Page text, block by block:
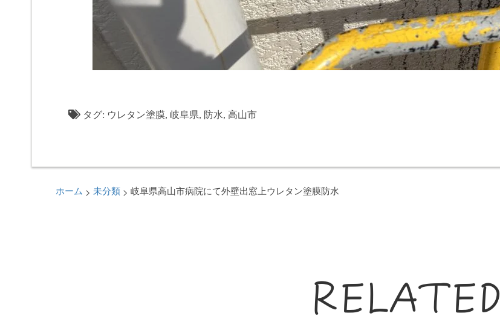
タグ: ウレタン塗膜, 岐阜県, 防水, 高山市
ホーム > 未分類 > 岐阜県高山市病院にて外壁出窓上ウレタン塗膜防水
RELATED